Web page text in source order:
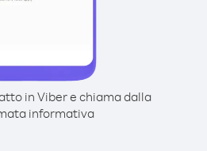
in Viber e chiama dalla
informativa